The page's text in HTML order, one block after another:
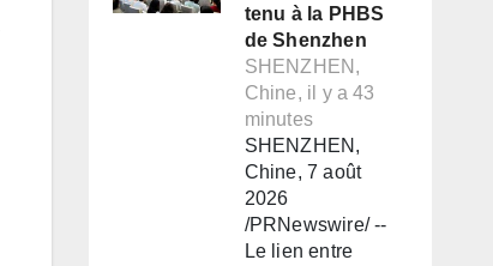
tenu à la PHBS
de Shenzhen
SHENZHEN,
Chine, il y a 43
minutes
SHENZHEN,
Chine, 7 août
2026
/PRNewswire/ --
Le lien entre